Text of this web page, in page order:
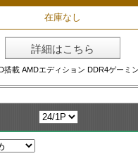
在庫なし
詳細はこちら
搭載 AMDエディション DDR4ゲーミ